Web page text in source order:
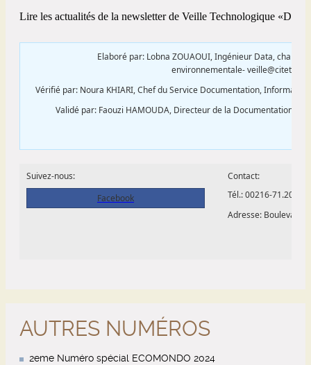
AUTRES NUMÉROS
2eme Numéro spécial ECOMONDO 2024